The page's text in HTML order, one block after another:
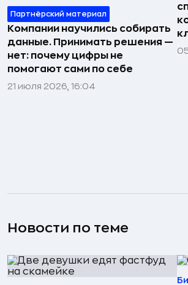
Партнёрский материал
Компании научились собирать
данные. Принимать решения —
нет: почему цифры не
помогают сами по себе
21 июля 2026, 16:04
Новости по теме